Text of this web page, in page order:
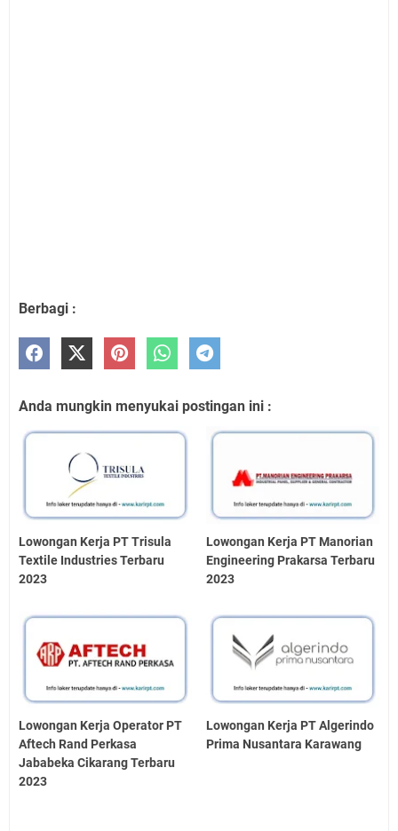
Berbagi :
Anda mungkin menyukai postingan ini :
Lowongan Kerja PT Trisula
Textile Industries Terbaru
2023
Lowongan Kerja PT Manorian
Engineering Prakarsa Terbaru
2023
Lowongan Kerja Operator PT
Aftech Rand Perkasa
Jababeka Cikarang Terbaru
2023
Lowongan Kerja PT Algerindo
Prima Nusantara Karawang